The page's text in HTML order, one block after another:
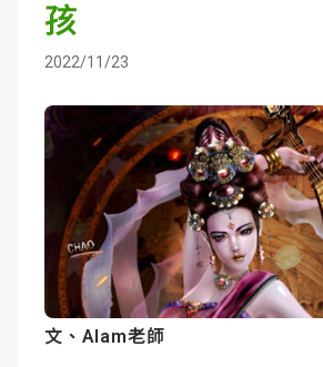
孩
2022/11/23
文、 Alam老師